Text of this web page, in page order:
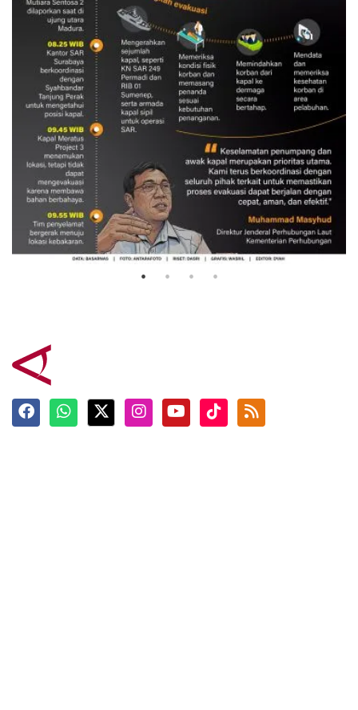
Evakuasi korban kebakaran KM
Mutiara Sentosa 2
3 Agustus 2026